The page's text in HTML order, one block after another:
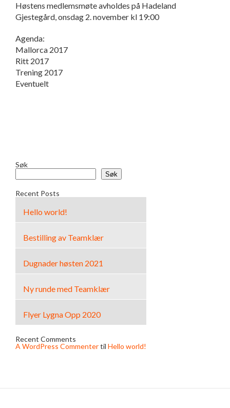
Høstens medlemsmøte avholdes på Hadeland
Gjestegård, onsdag 2. november kl 19:00
Agenda:
Mallorca 2017
Ritt 2017
Trening 2017
Eventuelt
Søk
Søk
Recent Posts
Hello world!
Bestilling av Teamklær
Dugnader høsten 2021
Ny runde med Teamklær
Flyer Lygna Opp 2020
Recent Comments
A WordPress Commentertil Hello world!